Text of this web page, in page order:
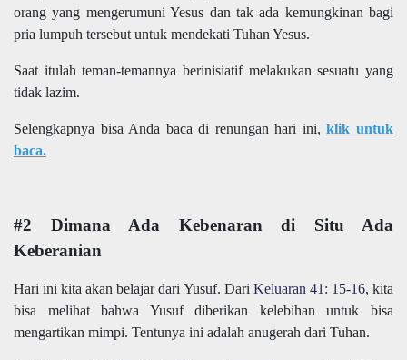
orang yang mengerumuni Yesus dan tak ada kemungkinan bagi
pria lumpuh tersebut untuk mendekati Tuhan Yesus.
Saat itulah teman-temannya berinisiatif melakukan sesuatu yang
tidak lazim.
Selengkapnya bisa Anda baca di renungan hari ini,klik untuk
baca.
#2 Dimana Ada Kebenaran di Situ Ada
Keberanian
Hari ini kita akan belajar dari Yusuf. Dari Keluaran 41: 15-16, kita
bisa melihat bahwa Yusuf diberikan kelebihan untuk bisa
mengartikan mimpi. Tentunya ini adalah anugerah dari Tuhan.